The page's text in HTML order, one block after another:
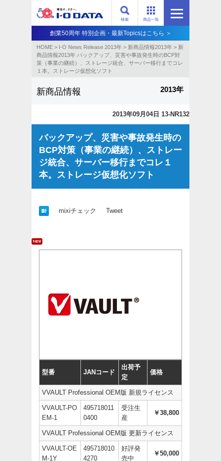
商品一覧
検索
創業50周年 特別企画・最新Topicsはこちら ＞
HOME > I-O News Release 2013年 > 新商品情報2013年 > 新
商品情報2013年 バックアップ、災害や事故発生時のBCP対
策（事業の継続）、ストレージ統合、サーバー移行までコレ
１本。ストレージ仮想化ソフト
新商品情報 2013年
2013年09月04日 13-NR132
バックアップ、災害や事故発生時の
BCP対策（事業の継続）、ストレー
ジ統合、サーバー移行までコレ１
本。ストレージ仮想化ソフト
mixiチェック Tweet
型番 JANコード
出荷予
定
価格
VVAULT Professional OEM版 新規ライセンス
VVAULT-PO
EM-1
495718011
0400
受注生
産
￥38,800
VVAULT Professional OEM版 更新ライセンス
VVAULT-OE
M-1Y
495718010
4270
好評発
売中
￥50,000